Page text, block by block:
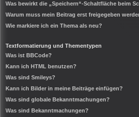
Was bewirkt die „Speichern“-Schaltfläche beim
Warum muss mein Beitrag erst freigegeben
Wie markiere ich ein Thema als neu?
Textformatierung und Thementypen
Was ist BBCode?
Kann ich HTML benutzen?
Was sind Smileys?
Kann ich Bilder in meine Beiträge einfügen?
Was sind globale Bekanntmachungen?
Was sind Bekanntmachungen?